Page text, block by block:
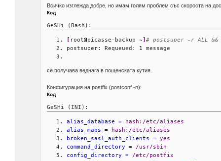
Всичко изглежда добре, но имам голям проблем със скороста на
Код
GeSHi (Bash):
root@picasse-backup ~ # postsuper -r ALL
postsuper: Requeued: 1 message
се получава веднага в пощенската кутия.
Конфигурация на postfix (postconf -n):
Код
GeSHi (INI):
alias_database = hash:/etc/aliases
alias_maps
= hash:/etc/aliases
broken_sasl_auth_clients
= yes
command_directory
= /usr/sbin
config_directory
= /etc/postfix